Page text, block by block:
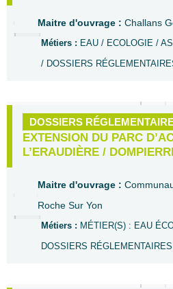
Maitre d'ouvrage : Challans
Métiers : EAU / ECOLOGIE /
/ DOSSIERS
DOSSIERS
EXTENSION DU PARC
L’ERAUDIÈRE /
Maitre d'ouvrage :
Roche Sur Yon
Métiers : MÉTIER(S) : EAU
DOSSIERS RÉGLEMENTAIRES